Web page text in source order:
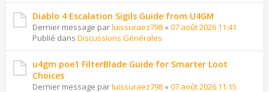
Diablo 4 Escalation Sigils Guide from U4GM
Dernier message parluissuraez798 « 07 août 2026 11:41
Publié dans Discussions Générales
u4gm poe1 FilterBlade Guide for Smarter Loot
Choices
Dernier message parluissuraez798 « 07 août 2026 11:15